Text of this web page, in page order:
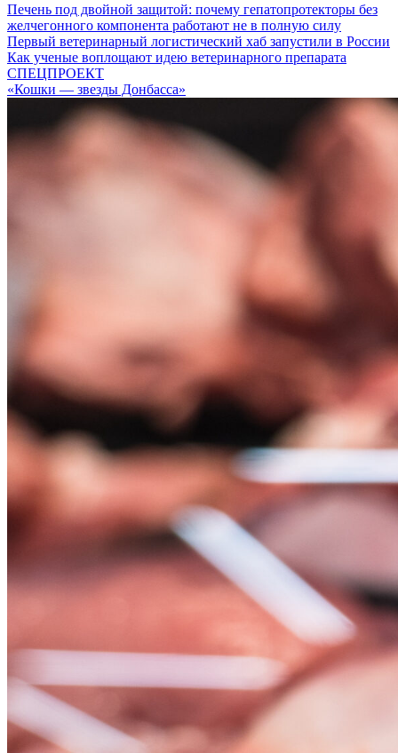
Печень под двойной защитой: почему гепатопротекторы без
желчегонного компонента работают не в полную силу
Первый ветеринарный логистический хаб запустили в России
Как ученые воплощают идею ветеринарного препарата
СПЕЦПРОЕКТ
«Кошки — звезды Донбасса»